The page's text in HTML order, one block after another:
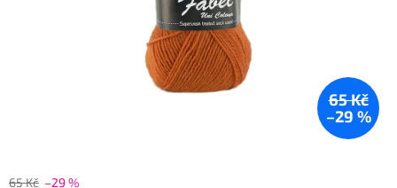
65 Kč
–29 %
65 Kč –29 %